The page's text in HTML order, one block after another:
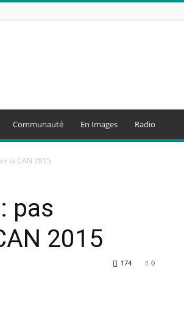
Communauté En Images Radio
la CAN 2015
pas
2015
0
174